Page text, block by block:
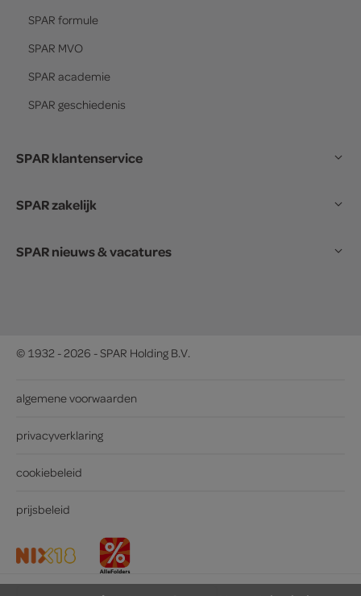
SPAR formule
SPAR MVO
SPAR academie
SPAR geschiedenis
SPAR klantenservice
SPAR zakelijk
SPAR nieuws & vacatures
© 1932 - 2026 - SPAR Holding B.V.
algemene voorwaarden
privacyverklaring
cookiebeleid
prijsbeleid